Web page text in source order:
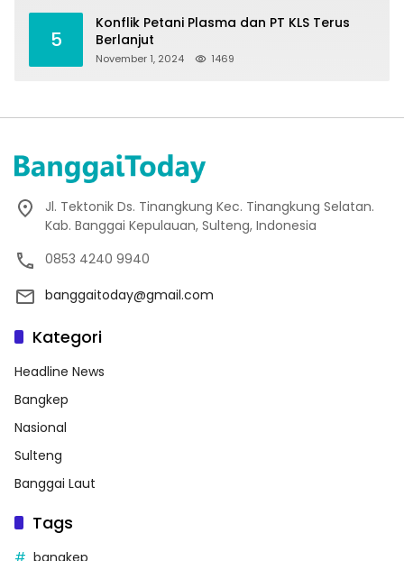
5
Konflik Petani Plasma dan PT KLS Terus
Berlanjut
November 1, 2024 1469
Jl. Tektonik Ds. Tinangkung Kec. Tinangkung Selatan.
Kab. Banggai Kepulauan, Sulteng, Indonesia
0853 4240 9940
banggaitoday@gmail.com
Kategori
Headline News
Bangkep
Nasional
Sulteng
Banggai Laut
Tags
bangkep